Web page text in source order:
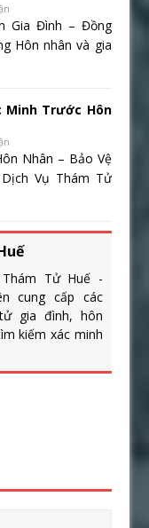
Gia Đình – Đồng
Hôn nhân và gia
Minh Trước Hôn
Nhân – Bảo Vệ
Vụ Thám Tử
Thám Tử Huế -
cung cấp các
gia đình, hôn
kiếm xác minh